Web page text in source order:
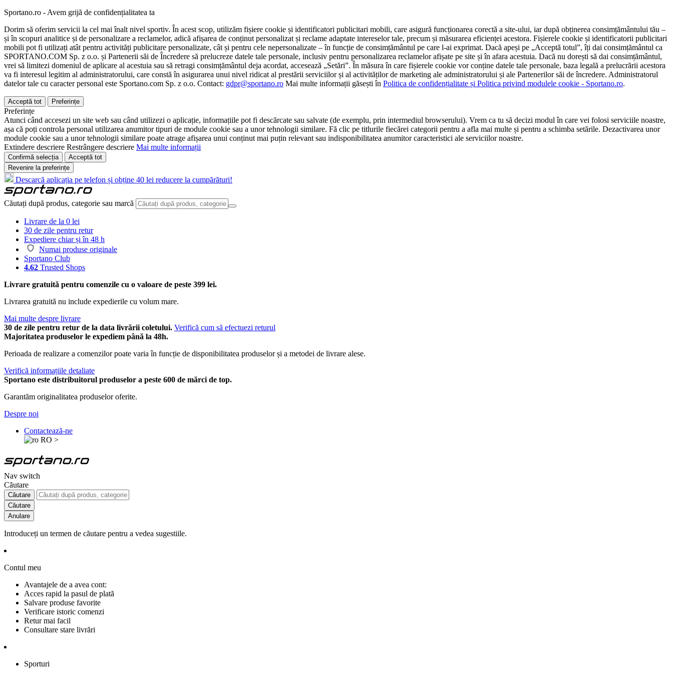
Sportano.ro - Avem grijă de confidențialitatea ta
Dorim să oferim servicii la cel mai înalt nivel sportiv. În acest scop, utilizăm fișiere cookie și identificatori publicitari mobili, care asigură funcționarea corectă a site-ului, iar după obținerea consimțământului tău –
și în scopuri analitice și de personalizare a reclamelor, adică afișarea de conținut personalizat și reclame adaptate intereselor tale, precum și măsurarea eficienței acestora. Fișierele cookie și identificatorii publicitari
mobili pot fi utilizați atât pentru activități publicitare personalizate, cât și pentru cele nepersonalizate – în funcție de consimțământul pe care l-ai exprimat. Dacă apeși pe „Acceptă totul”, îți dai consimțământul ca
SPORTANO.COM Sp. z o.o. și Partenerii săi de Încredere să prelucreze datele tale personale, inclusiv pentru personalizarea reclamelor afișate pe site și în afara acestuia. Dacă nu dorești să dai consimțământul,
vrei să limitezi domeniul de aplicare al acestuia sau să retragi consimțământul deja acordat, accesează „Setări”. În măsura în care fișierele cookie vor conține datele tale personale, baza legală a prelucrării acestora
va fi interesul legitim al administratorului, care constă în asigurarea unui nivel ridicat al prestării serviciilor și al activităților de marketing ale administratorului și ale Partenerilor săi de încredere. Administratorul
datelor tale cu caracter personal este Sportano.com Sp. z o.o. Contact: gdpr@sportano.ro Mai multe informații găsești în Politica de confidențialitate și Politica privind modulele cookie - Sportano.ro.
Acceptă tot Preferințe
Preferințe
Atunci când accesezi un site web sau când utilizezi o aplicație, informațiile pot fi descărcate sau salvate (de exemplu, prin intermediul browserului). Vrem ca tu să decizi modul în care vei folosi serviciile noastre,
așa că poți controla personal utilizarea anumitor tipuri de module cookie sau a unor tehnologii similare. Fă clic pe titlurile fiecărei categorii pentru a afla mai multe și pentru a schimba setările. Dezactivarea unor
module cookie sau a unor tehnologii similare poate atrage afișarea unui conținut mai puțin relevant sau indisponibilitatea anumitor caracteristici ale serviciilor noastre.
Extindere descriere Restrângere descriere Mai multe informații
Confirmă selecția
Acceptă tot
Revenire la preferințe
Descarcă aplicația pe telefon și obține 40 lei reducere la cumpărături!
Căutați după produs, categorie sau marcă
Livrare de la 0 lei
30 de zile pentru retur
Expediere chiar și în 48 h
Numai produse originale
Sportano Club
4.62 Trusted Shops
Livrare gratuită pentru comenzile cu o valoare de peste 399 lei.
Livrarea gratuită nu include expedierile cu volum mare.
Mai multe despre livrare
30 de zile pentru retur de la data livrării coletului. Verifică cum să efectuezi returul
Majoritatea produselor le expediem până la 48h.
Perioada de realizare a comenzilor poate varia în funcție de disponibilitatea produselor și a metodei de livrare alese.
Verifică informațiile detaliate
Sportano este distribuitorul produselor a peste 600 de mărci de top.
Garantăm originalitatea produselor oferite.
Despre noi
Contactează-ne
RO >
Nav switch
Căutare
Căutare
Căutare
Anulare
Introduceți un termen de căutare pentru a vedea sugestiile.
Contul meu
Avantajele de a avea cont:
Acces rapid la pasul de plată
Salvare produse favorite
Verificare istoric comenzi
Retur mai facil
Consultare stare livrări
Sporturi